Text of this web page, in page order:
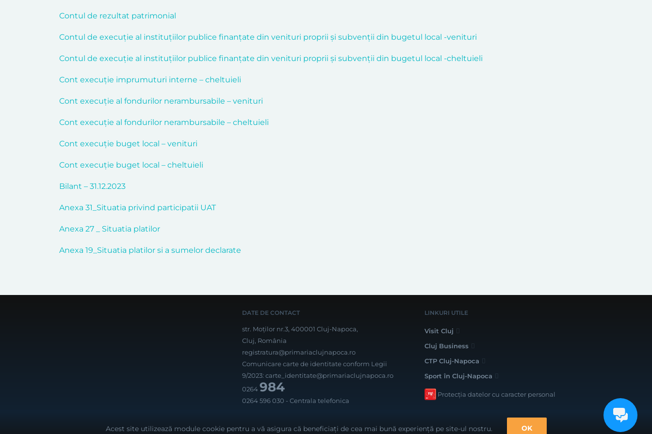
Contul de rezultat patrimonial
Contul de execuție al instituțiilor publice finanțate din venituri proprii și subvenții din bugetul local -venituri
Contul de execuție al instituțiilor publice finanțate din venituri proprii și subvenții din bugetul local -cheltuieli
Cont execuție imprumuturi interne – cheltuieli
Cont execuție al fondurilor nerambursabile – venituri
Cont execuție al fondurilor nerambursabile – cheltuieli
Cont execuție buget local – venituri
Cont execuție buget local – cheltuieli
Bilant – 31.12.2023
Anexa 31_Situatia privind participatii UAT
Anexa 27 _ Situatia platilor
Anexa 19_Situatia platilor si a sumelor declarate
DATE DE CONTACT
str. Moților nr.3, 400001 Cluj-Napoca,
Cluj, România
registratura@primariaclujnapoca.ro
Comunicare carte de identitate conform Legii
9/2023: carte_identitate@primariaclujnapoca.ro
0264984
0264 596 030 - Centrala telefonica
LINKURI UTILE
Visit Cluj
Cluj Business
CTP Cluj-Napoca
Sport în Cluj-Napoca
Protecția datelor cu caracter personal
Realizat cu bune intenții de către
Acest site utilizează module cookie pentru a vă asigura că beneficiați de cea mai bună experiență pe site-ul nostru. OK